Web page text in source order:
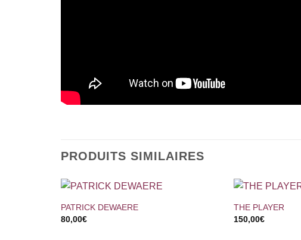
PRODUITS SIMILAIRES
+
PATRICK DEWAERE
80,00€
+
THE PLAYER
150,00€